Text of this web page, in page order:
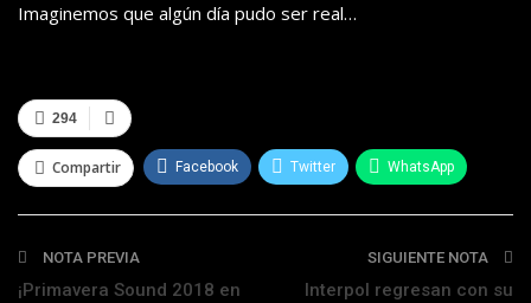
Imaginemos que algún día pudo ser real…
294
Compartir Facebook Twitter WhatsApp
Telegram
NOTA PREVIA
¡Primavera Sound 2018 en
SIGUIENTE NOTA
Interpol regresan con su